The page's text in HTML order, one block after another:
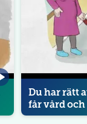
Du har rätt
får vård